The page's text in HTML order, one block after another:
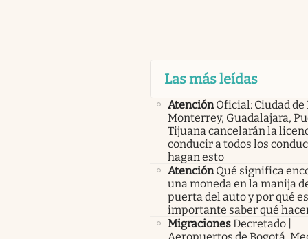
Las más leídas
Atención Oficial: Ciudad de
Monterrey, Guadalajara,
Tijuana cancelarán la
conducir a todos los
hagan esto
Atención Qué significa
una moneda en la manija
puerta del auto y por qué es
importante saber qué
MigracionesDecretado |